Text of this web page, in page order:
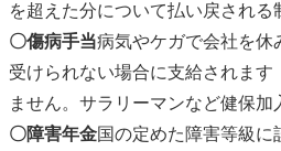
を超えた分について払い戻される
〇傷病手当病気やケガで会社を休
受けられない場合に支給されま
ません。サラリーマンなど健保加
〇障害年金国の定めた障害等級